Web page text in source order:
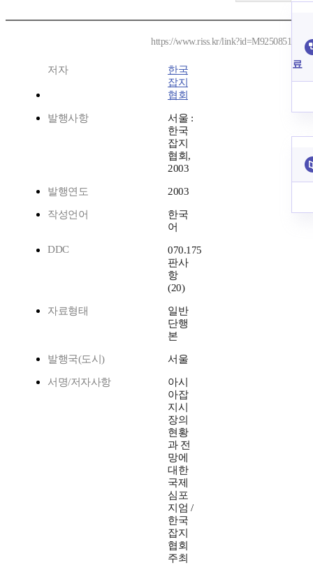
https://www.riss.kr/link?id=M9250851
저자
한국
잡지
협회
발행사항
서울 :
한국
잡지
협회,
2003
발행연도 2003
작성언어
한국
어
DDC
070.175
판사
항
(20)
자료형태
일반
단행
본
발행국(도시) 서울
서명/저자사항
아시
아잡
지시
장의
현황
과 전
망에
대한
국제
심포
지엄 /
한국
잡지
협회
주최
료